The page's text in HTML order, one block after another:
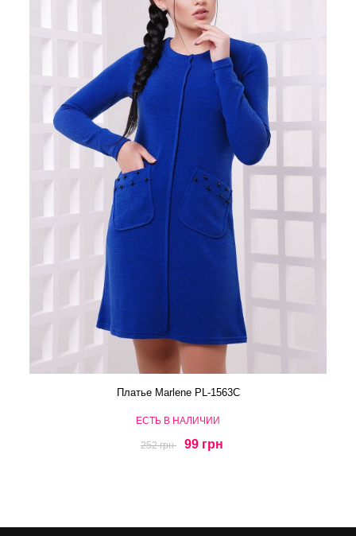
Платье Marlene PL-1563C
ЕСТЬ В НАЛИЧИИ
252 грн 99 грн